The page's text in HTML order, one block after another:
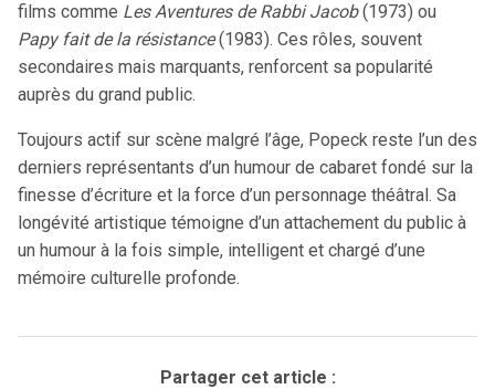
films comme Les Aventures de Rabbi Jacob(1973) ou
Papy fait de la résistance(1983). Ces rôles, souvent
secondaires mais marquants, renforcent sa popularité
auprès du grand public.
Toujours actif sur scène malgré l’âge, Popeck reste l’un des
derniers représentants d’un humour de cabaret fondé sur la
finesse d’écriture et la force d’un personnage théâtral. Sa
longévité artistique témoigne d’un attachement du public à
un humour à la fois simple, intelligent et chargé d’une
mémoire culturelle profonde.
Partager cet article :